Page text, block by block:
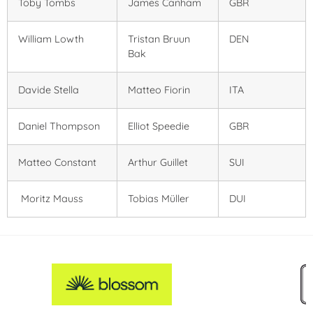
Toby Tombs James Canham GBR
William Lowth
Tristan Bruun
Bak
DEN
Davide Stella Matteo Fiorin ITA
Daniel Thompson Elliot Speedie GBR
Matteo Constant Arthur Guillet SUI
Moritz Mauss Tobias Müller DUI